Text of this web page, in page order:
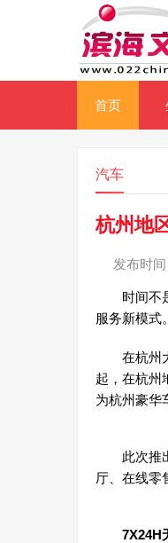
首页
汽车
杭州地
发布时
时间不是
服务新模式。
在杭州大
起，在杭州
为杭州豪华
此次推出
厅、在线零
7X24H